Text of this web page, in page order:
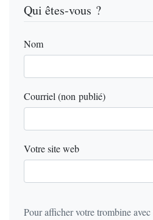
Qui êtes-vous ?
Nom
Courriel (non publié)
Votre site web
Pour afficher votre trombine avec